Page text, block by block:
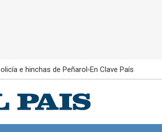
e hinchas de Peñarol En Clave País